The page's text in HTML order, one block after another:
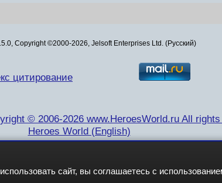
Copyright ©2000-2026, Jelsoft Enterprises Ltd. (Русский)
© 2006-2026 www.HeroesWorld.ru All
Heroes World (English)
сайт, вы соглашаетесь с